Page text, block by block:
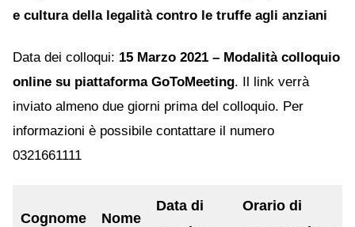
e cultura della legalità contro le truffe agli anziani
Data dei colloqui: 15 Marzo 2021 – Modalità colloquio
online su piattaforma GoToMeeting. Il link verrà
inviato almeno due giorni prima del colloquio. Per
informazioni è possibile contattare il numero
0321661111
Cognome Nome
Data di
Orario di